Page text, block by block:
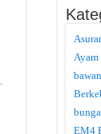
Ayam
EM4